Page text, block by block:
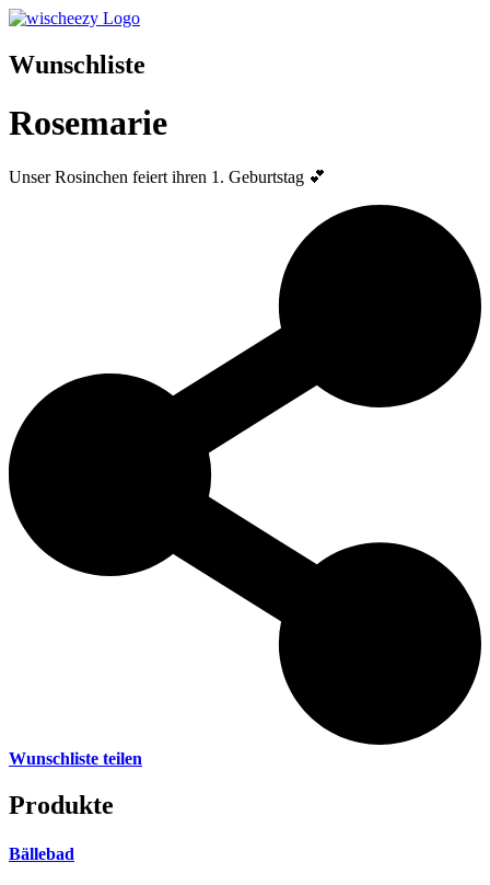
Wunschliste
Rosemarie
Unser Rosinchen feiert ihren 1. Geburtstag 💕
Wunschliste teilen
Produkte
Bällebad